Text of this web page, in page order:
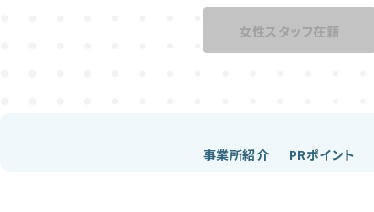
女性スタッフ在籍
事業所紹介 PRポイント